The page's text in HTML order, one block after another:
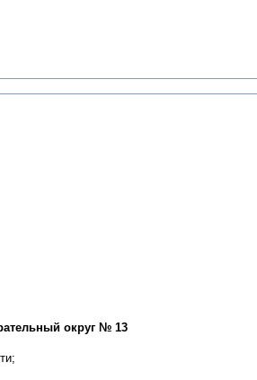
округ № 13